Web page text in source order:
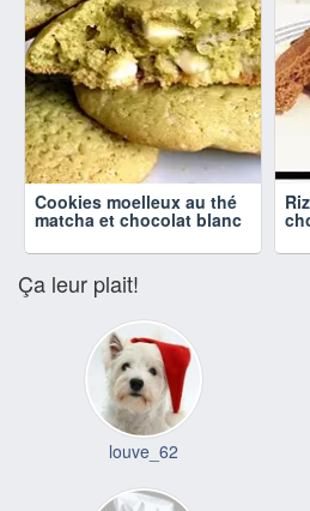
Cookies moelleux au thé
matcha et chocolat blanc
Ça leur plait!
louve_62